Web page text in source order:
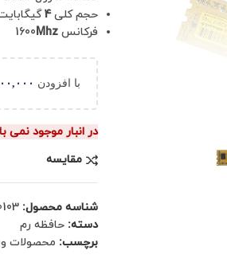
حجم کلی4
فرکانس 1600 Mhz
با افزودن
در انبار موجود نمی
مقایسه
شناسه محصول:
دسته: حافظه رم
برچسب: محصولات